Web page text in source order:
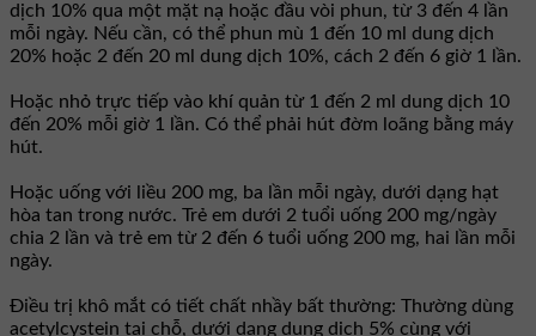
dịch 10% qua một mặt nạ hoặc đầu vòi phun, từ 3 đến 4 lần
mỗi ngày. Nếu cần, có thể phun mù 1 đến 10 ml dung dịch
20% hoặc 2 đến 20 ml dung dịch 10%, cách 2 đến 6 giờ 1 lần.
Hoặc nhỏ trực tiếp vào khí quản từ 1 đến 2 ml dung dịch 10
đến 20% mỗi giờ 1 lần. Có thể phải hút đờm loãng bằng máy
hút.
Hoặc uống với liều 200 mg, ba lần mỗi ngày, dưới dạng hạt
hòa tan trong nước. Trẻ em dưới 2 tuổi uống 200 mg/ngày
chia 2 lần và trẻ em từ 2 đến 6 tuổi uống 200 mg, hai lần mỗi
ngày.
Ðiều trị khô mắt có tiết chất nhầy bất thường: Thường dùng
acetylcystein tại chỗ, dưới dạng dung dịch 5% cùng với